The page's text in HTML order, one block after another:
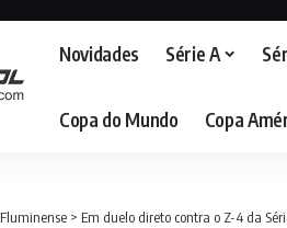
Novidades Série A
Copa do Mundo Copa
Fluminense > Em duelo direto contra o Z-4 da